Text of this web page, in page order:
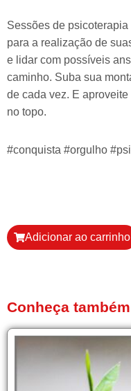
Sessões de
para a realização de
e lidar com possíveis
caminho. Suba sua
de cada vez. E
no topo.
#conquista #orgulho
Adicionar ao carrinho
Conheça